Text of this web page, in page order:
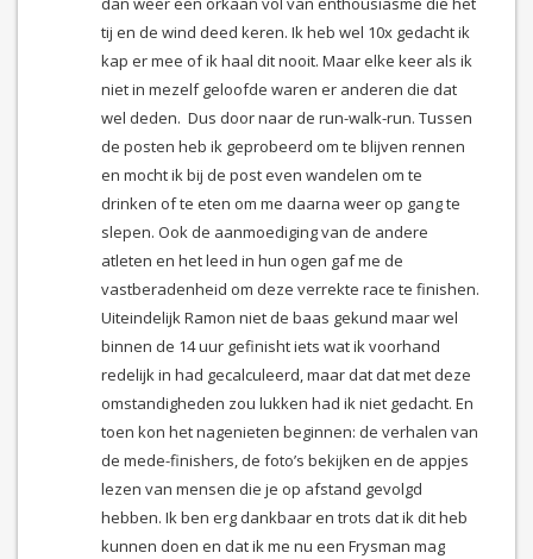
tij en de wind deed keren. Ik heb wel 10x gedacht ik
kap er mee of ik haal dit nooit. Maar elke keer als ik
niet in mezelf geloofde waren er anderen die dat
wel deden. Dus door naar de run-walk-run. Tussen
de posten heb ik geprobeerd om te blijven rennen
en mocht ik bij de post even wandelen om te
drinken of te eten om me daarna weer op gang te
slepen. Ook de aanmoediging van de andere
atleten en het leed in hun ogen gaf me de
vastberadenheid om deze verrekte race te finishen.
Uiteindelijk Ramon niet de baas gekund maar wel
binnen de 14 uur gefinisht iets wat ik voorhand
redelijk in had gecalculeerd, maar dat dat met deze
omstandigheden zou lukken had ik niet gedacht. En
toen kon het nagenieten beginnen: de verhalen van
de mede-finishers, de foto’s bekijken en de appjes
lezen van mensen die je op afstand gevolgd
hebben. Ik ben erg dankbaar en trots dat ik dit heb
kunnen doen en dat ik me nu een Frysman mag